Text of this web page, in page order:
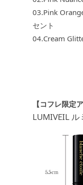
03.Pink
セント
04.Cream
【コフレ限定
LUMIVEIL ル